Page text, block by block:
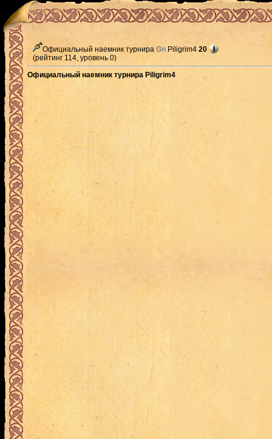
Официальный наемник турнира Gn Piligrim4 20
(рейтинг 114, уровень 0)
Официальный наемник турнира Piligrim4